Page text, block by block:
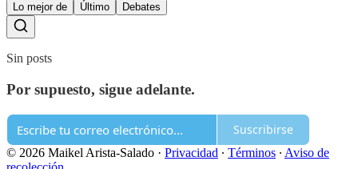
Lo mejor de Último Debates
Sin posts
Por supuesto, sigue adelante.
Suscribirse
© 2026 Maikel Arista-Salado · Privacidad ∙ Términos ∙ Aviso de